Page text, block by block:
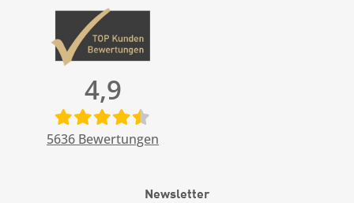
4,9
5636 Bewertungen
Newsletter